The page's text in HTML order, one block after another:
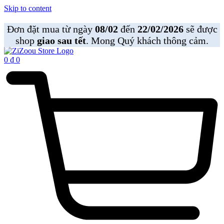
Skip to content
Đơn đặt mua từ ngày 08/02đến 22/02/2026sẽ được
shop giao sau tết. Mong Quý khách thông cảm.
0 ₫ 0